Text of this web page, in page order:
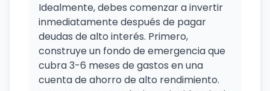
Idealmente, debes comenzar a invertir
inmediatamente después de pagar
deudas de alto interés. Primero,
construye un fondo de emergencia que
cubra 3-6 meses de gastos en una
cuenta de ahorro de alto rendimiento.